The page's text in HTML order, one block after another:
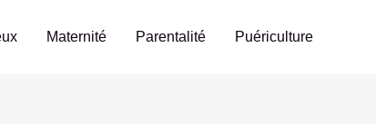
Maternité Parentalité Puériculture